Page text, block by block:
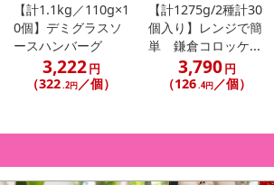
【計1.1kg／110g×1
0個】デミグラスソ
ースハンバーグ
3,222円
（322.2円／個）
【計1275g/2種計30
個入り】レンジで簡
単 鎌倉コロッケ...
3,790円
（126.4円／個）